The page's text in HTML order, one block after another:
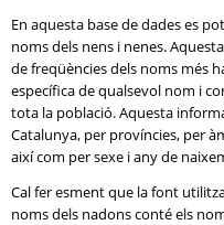
En aquesta base de dades es
noms dels nens i nenes.
de freqüències dels noms més
específica de qualsevol nom i
tota la població. Aquesta
Catalunya, per províncies, per
així com per sexe i any de
Cal fer esment que la font
noms dels nadons conté els